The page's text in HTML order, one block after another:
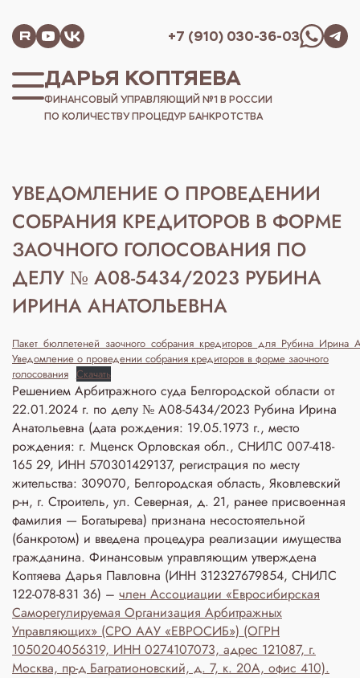
+7 (910) 030-36-03
ДАРЬЯ КОПТЯЕВА
ФИНАНСОВЫЙ УПРАВЛЯЮЩИЙ №1 В РОССИИ
ПО КОЛИЧЕСТВУ ПРОЦЕДУР БАНКРОТСТВА
УВЕДОМЛЕНИЕ О ПРОВЕДЕНИИ
СОБРАНИЯ КРЕДИТОРОВ В ФОРМЕ
ЗАОЧНОГО ГОЛОСОВАНИЯ ПО
ДЕЛУ № А08-5434/2023 РУБИНА
ИРИНА АНАТОЛЬЕВНА
Уведомление о проведении собрания кредиторов в форме заочного
голосования Скачать
Решением Арбитражного суда Белгородской области от
22.01.2024 г. по делу № А08-5434/2023 Рубина Ирина
Анатольевна (дата рождения: 19.05.1973 г., место
рождения: г. Мценск Орловская обл., СНИЛС 007-418-
165 29, ИНН 570301429137, регистрация по месту
жительства: 309070, Белгородская область, Яковлевский
р-н, г. Строитель, ул. Северная, д. 21, ранее присвоенная
фамилия — Богатырева) признана несостоятельной
(банкротом) и введена процедура реализации имущества
гражданина. Финансовым управляющим утверждена
Коптяева Дарья Павловна (ИНН 312327679854, СНИЛС
122-078-831 36) – член Ассоциации «Евросибирская
Саморегулируемая Организация Арбитражных
Управляющих» (СРО ААУ «ЕВРОСИБ») (ОГРН
1050204056319, ИНН 0274107073, адрес 121087, г.
Москва, пр-д Багратионовский, д. 7, к. 20А, офис 410).